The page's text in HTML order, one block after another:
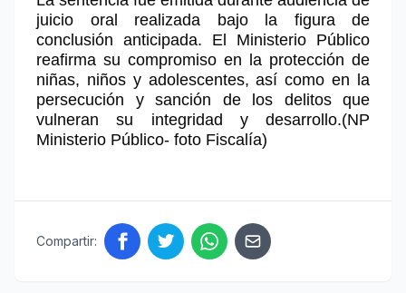
juicio oral realizada bajo la figura de
conclusión anticipada. El Ministerio Público
reafirma su compromiso en la protección de
niñas, niños y adolescentes, así como en la
persecución y sanción de los delitos que
vulneran su integridad y desarrollo.(NP
Ministerio Público- foto Fiscalía)
Compartir: